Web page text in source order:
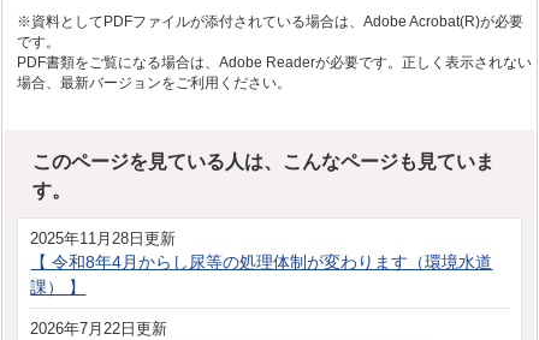
※資料としてPDFファイルが添付されている場合は、Adobe Acrobat(R)が必要
です。
PDF書類をご覧になる場合は、Adobe Readerが必要です。正しく表示されない
場合、最新バージョンをご利用ください。
このページを見ている人は、こんなページも見ていま
す。
2025年11月28日更新
【 令和8年4月からし尿等の処理体制が変わります（環境水道
課） 】
2026年7月22日更新